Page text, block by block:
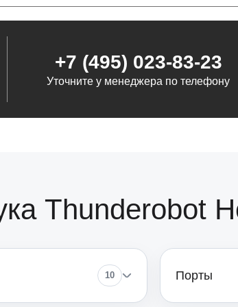
от 120
от 80
от 80
+7 (495) 023-83-23
Уточните у менеджера по телефону
Thunderobot
10 Порты